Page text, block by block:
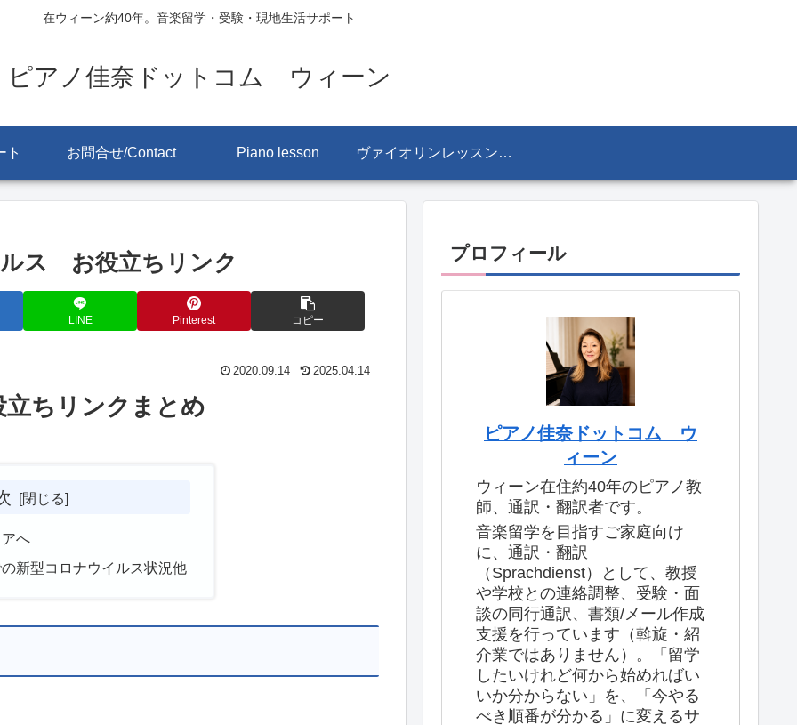
在ウィーン約40年。音楽留学・受験・現地生活サポート
ピアノ佳奈ドットコム ウィーン
ト お問合せ/Contact Piano lesson ヴァイオリンレッスン／リザ・マリア Lisa-Maria SEKINE
ス お役立ちリンク
LINE Pinterest コピー
2020.09.14 2025.04.14
ちリンクまとめ
へ
新型コロナウイルス状況他
プロフィール
ピアノ佳奈ドットコム ウ
ィーン
ウィーン在住約40年のピアノ教
師、通訳・翻訳者です。
音楽留学を目指すご家庭向け
に、通訳・翻訳
（Sprachdienst）として、教授
や学校との連絡調整、受験・面
談の同行通訳、書類/メール作成
支援を行っています（斡旋・紹
介業ではありません）。「留学
したいけれど何から始めればい
いか分からない」を、「今やる
べき順番が分かる」に変えるサ